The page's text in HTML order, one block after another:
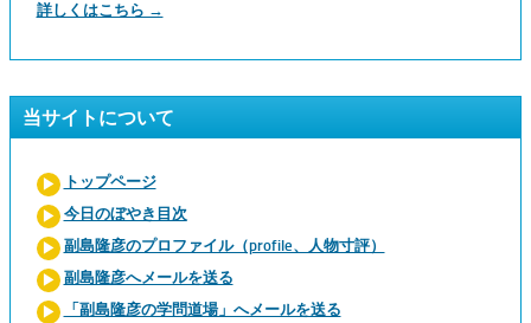
詳しくはこちら →
当サイトについて
トップページ
今日のぼやき目次
副島隆彦のプロファイル（profile、人物寸評）
副島隆彦へメールを送る
「副島隆彦の学問道場」へメールを送る